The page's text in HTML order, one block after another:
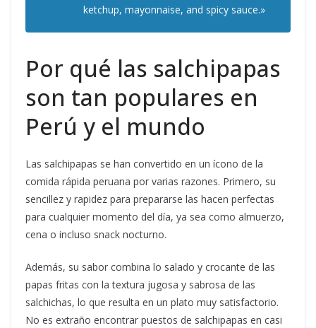
ketchup, mayonnaise, and spicy sauce.»
Por qué las salchipapas
son tan populares en
Perú y el mundo
Las salchipapas se han convertido en un ícono de la
comida rápida peruana por varias razones. Primero, su
sencillez y rapidez para prepararse las hacen perfectas
para cualquier momento del día, ya sea como almuerzo,
cena o incluso snack nocturno.
Además, su sabor combina lo salado y crocante de las
papas fritas con la textura jugosa y sabrosa de las
salchichas, lo que resulta en un plato muy satisfactorio.
No es extraño encontrar puestos de salchipapas en casi